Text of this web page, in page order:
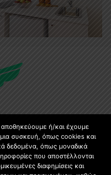
αποθηκεύουμε ή/και έχουμε
συσκευή, όπως cookies και
δεδομένα, όπως μοναδικά
που αποστέλλονται
διαφημίσεις και